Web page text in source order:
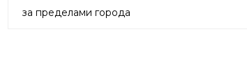
за пределами города